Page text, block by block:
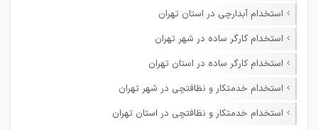
استخدام آبدارچی در استان تهران
استخدام کارگر ساده در شهر تهران
استخدام کارگر ساده در استان تهران
استخدام خدمتکار و نظافتچی در شهر تهران
استخدام خدمتکار و نظافتچی در استان تهران